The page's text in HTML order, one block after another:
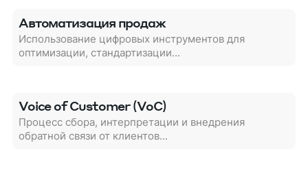
Автоматизация продаж
Использование цифровых инструментов для
оптимизации, стандартизации...
Voice of Customer (VoC)
Процесс сбора, интерпретации и внедрения
обратной связи от клиентов...